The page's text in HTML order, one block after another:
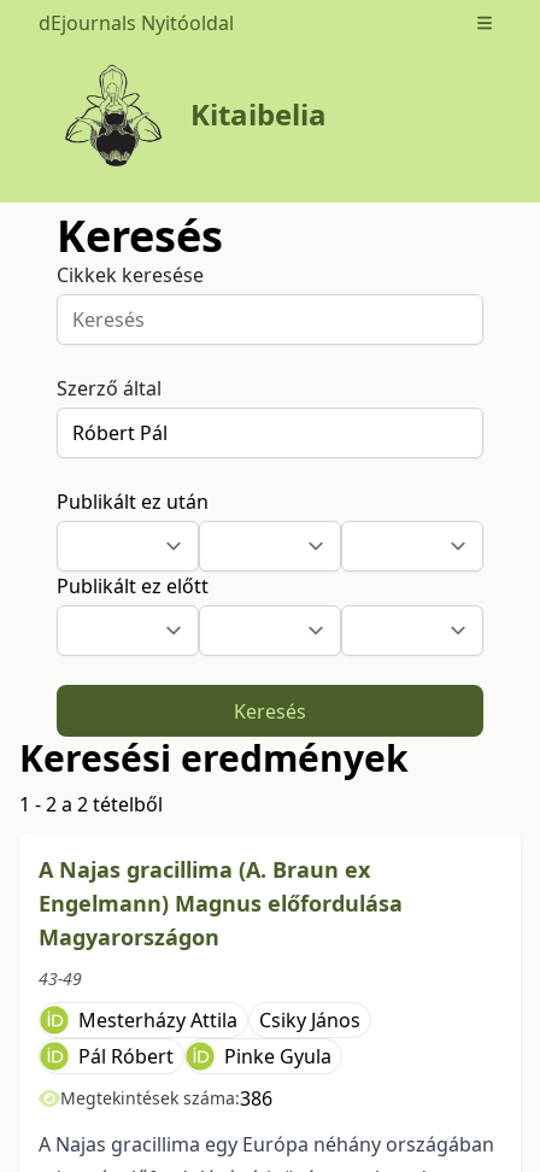
dEjournals Nyitóoldal Open
Kitaibelia
Keresés
Cikkek keresése
Szerző által
Publikált ez után
Publikált ez előtt
Keresés
Keresési eredmények
1 - 2 a 2 tételből
A Najas gracillima (A. Braun ex
Engelmann) Magnus előfordulása
Magyarországon
43-49
Mesterházy Attila
Csiky János
Pál Róbert
Pinke Gyula
Megtekintések száma:386
A Najas gracillima egy Európa néhány országában